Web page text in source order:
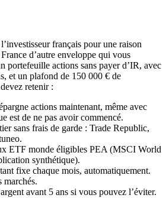
français pour une raison
d’autre enveloppe qui vous
portefeuille actions sans payer d’IR, avec
et un plafond de 150 000 € de
retenir :
actions maintenant, même avec
est de ne pas avoir commencé.
sans frais de garde : Trade Republic,
ETF monde éligibles PEA (MSCI World
synthétique).
fixe chaque mois, automatiquement.
marchés.
avant 5 ans si vous pouvez l’éviter.